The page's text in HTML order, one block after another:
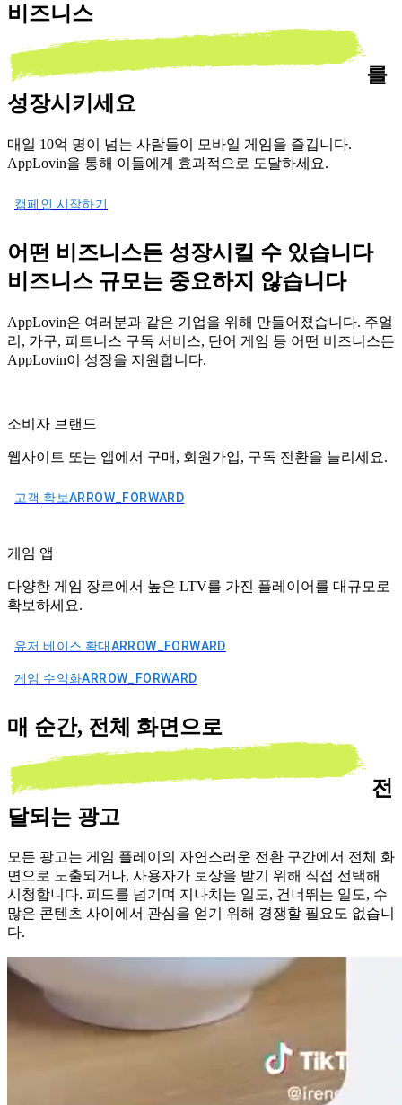
비즈니스
를
성장시키세요
매일 10억 명이 넘는 사람들이 모바일 게임을 즐깁니다.
AppLovin을 통해 이들에게 효과적으로 도달하세요.
캠페인 시작하기
어떤 비즈니스든 성장시킬 수 있습니다
비즈니스 규모는 중요하지 않습니다
AppLovin은 여러분과 같은 기업을 위해 만들어졌습니다. 주얼
리, 가구, 피트니스 구독 서비스, 단어 게임 등 어떤 비즈니스든
AppLovin이 성장을 지원합니다.
소비자 브랜드
웹사이트 또는 앱에서 구매, 회원가입, 구독 전환을 늘리세요.
고객 확보ARROW_FORWARD
게임 앱
다양한 게임 장르에서 높은 LTV를 가진 플레이어를 대규모로
확보하세요.
유저 베이스 확대ARROW_FORWARD
게임 수익화ARROW_FORWARD
매 순간, 전체 화면으로
전
달되는 광고
모든 광고는 게임 플레이의 자연스러운 전환 구간에서 전체 화
면으로 노출되거나, 사용자가 보상을 받기 위해 직접 선택해
시청합니다. 피드를 넘기며 지나치는 일도, 건너뛰는 일도, 수
많은 콘텐츠 사이에서 관심을 얻기 위해 경쟁할 필요도 없습니
다.